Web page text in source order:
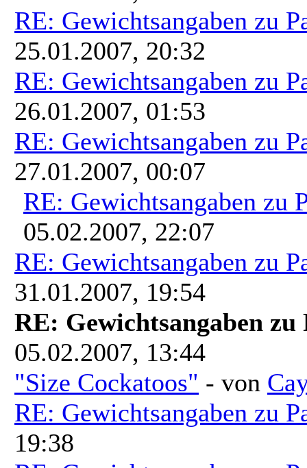
RE: Gewichtsangaben zu
25.01.2007, 20:32
RE: Gewichtsangaben zu
26.01.2007, 01:53
RE: Gewichtsangaben zu
27.01.2007, 00:07
RE: Gewichtsangaben zu
05.02.2007, 22:07
RE: Gewichtsangaben zu
31.01.2007, 19:54
RE: Gewichtsangaben zu
05.02.2007, 13:44
"Size Cockatoos" - von
RE: Gewichtsangaben zu
19:38